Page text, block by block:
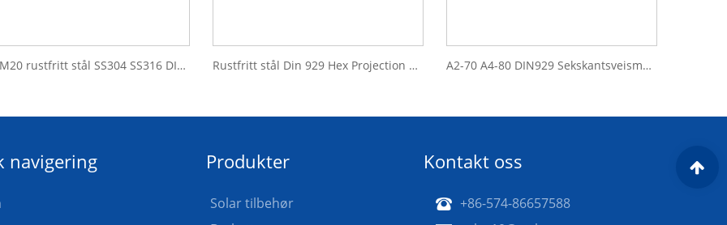
M3 M20 rustfritt stål SS304 SS316 DIN 929 sekskantsveisemuttere Rustfritt stål Din 929 Hex Projection Weld M6 M6 M20 A2-70 A4-80 DIN929 Sekskantsveismuttere i rustfritt stål
navigering Produkter
Solar tilbehør
Kontakt oss
+86-574-86657588